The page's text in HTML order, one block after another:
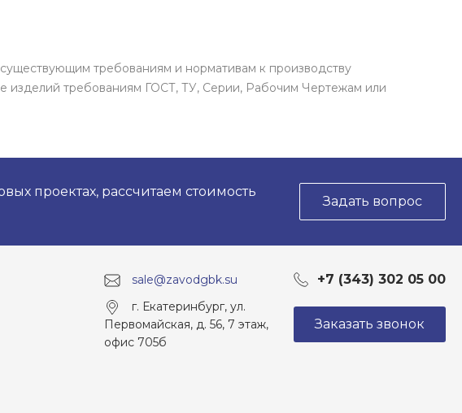
требованиям и нормативам к производству
изделий требованиям ГОСТ, ТУ, Серии, Рабочим Чертежам или
проектах, рассчитаем стоимость
Задать вопрос
sale@zavodgbk.su +7 (343) 302 05 00
г. Екатеринбург, ул.
Первомайская, д. 56, 7 этаж,
офис 705б
Заказать звонок